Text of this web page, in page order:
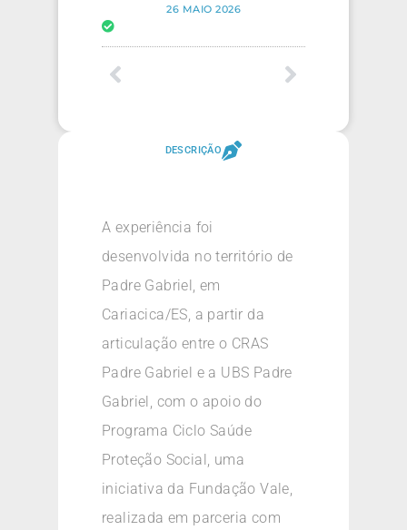
26 MAIO 2026
DESCRIÇÃO
A experiência foi
desenvolvida no território de
Padre Gabriel, em
Cariacica/ES, a partir da
articulação entre o CRAS
Padre Gabriel e a UBS Padre
Gabriel, com o apoio do
Programa Ciclo Saúde
Proteção Social, uma
iniciativa da Fundação Vale,
realizada em parceria com